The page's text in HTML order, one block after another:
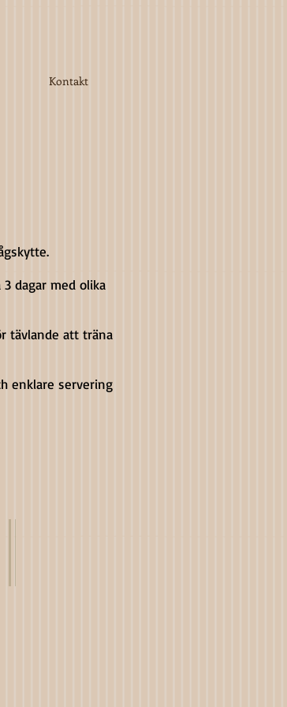
Kontakt
dagar med olika
tävlande att träna
enklare servering